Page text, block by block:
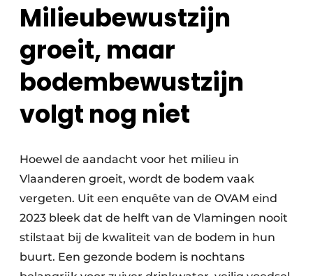
Milieubewustzijn
groeit, maar
bodembewustzijn
volgt nog niet
Hoewel de aandacht voor het milieu in
Vlaanderen groeit, wordt de bodem vaak
vergeten. Uit een enquête van de OVAM eind
2023 bleek dat de helft van de Vlamingen nooit
stilstaat bij de kwaliteit van de bodem in hun
buurt. Een gezonde bodem is nochtans